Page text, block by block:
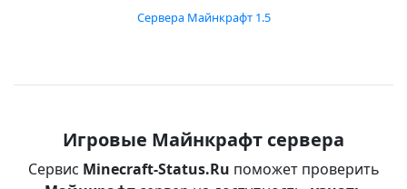
Сервера Майнкрафт 1.5
Игровые Майнкрафт сервера
Сервис Minecraft-Status.Ru поможет проверить